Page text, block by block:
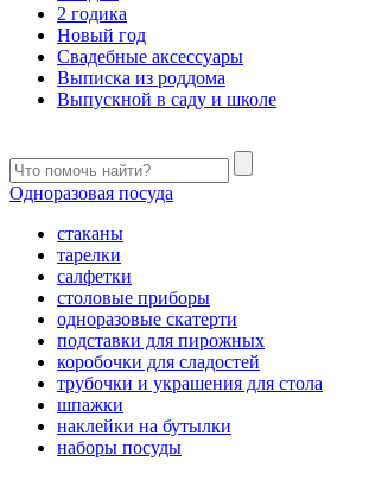
2 годика
Новый год
Свадебные аксессуары
Выписка из роддома
Выпускной в саду и школе
Одноразовая посуда
стаканы
тарелки
салфетки
столовые приборы
одноразовые скатерти
подставки для пирожных
коробочки для сладостей
трубочки и украшения для стола
шпажки
наклейки на бутылки
наборы посуды